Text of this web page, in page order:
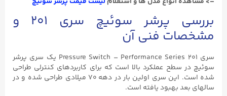
بررسی پرشر سوئیچ سری ۲۰۱ و
مشخصات فنی آن
سری ۲۰۱ Pressure Switch – Performance Series یک سری پرشر
سوئیچ در سطح عملکرد بالا است که برای کاربردهای کنترلی طراحی
شده است. این سری اولین بار در دهه ۷۰ میلادی طراحی شده و در
سالهای بعد بهبود یافته است.